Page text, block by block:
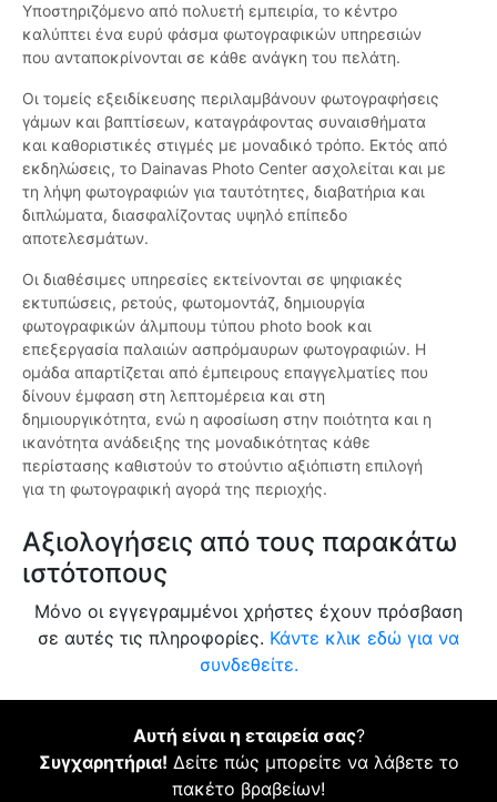
Υποστηριζόμενο από πολυετή εμπειρία, το κέντρο
καλύπτει ένα ευρύ φάσμα φωτογραφικών υπηρεσιών
που ανταποκρίνονται σε κάθε ανάγκη του πελάτη.
Οι τομείς εξειδίκευσης περιλαμβάνουν φωτογραφήσεις
γάμων και βαπτίσεων, καταγράφοντας συναισθήματα
και καθοριστικές στιγμές με μοναδικό τρόπο. Εκτός από
εκδηλώσεις, το Dainavas Photo Center ασχολείται και με
τη λήψη φωτογραφιών για ταυτότητες, διαβατήρια και
διπλώματα, διασφαλίζοντας υψηλό επίπεδο
αποτελεσμάτων.
Οι διαθέσιμες υπηρεσίες εκτείνονται σε ψηφιακές
εκτυπώσεις, ρετούς, φωτομοντάζ, δημιουργία
φωτογραφικών άλμπουμ τύπου photo book και
επεξεργασία παλαιών ασπρόμαυρων φωτογραφιών. Η
ομάδα απαρτίζεται από έμπειρους επαγγελματίες που
δίνουν έμφαση στη λεπτομέρεια και στη
δημιουργικότητα, ενώ η αφοσίωση στην ποιότητα και η
ικανότητα ανάδειξης της μοναδικότητας κάθε
περίστασης καθιστούν το στούντιο αξιόπιστη επιλογή
για τη φωτογραφική αγορά της περιοχής.
Αξιολογήσεις από τους παρακάτω
ιστότοπους
Μόνο οι εγγεγραμμένοι χρήστες έχουν πρόσβαση
σε αυτές τις πληροφορίες. Κάντε κλικ εδώ για να
συνδεθείτε.
Αυτή είναι η εταιρεία σας?
Συγχαρητήρια! Δείτε πώς μπορείτε να λάβετε το
πακέτο βραβείων!